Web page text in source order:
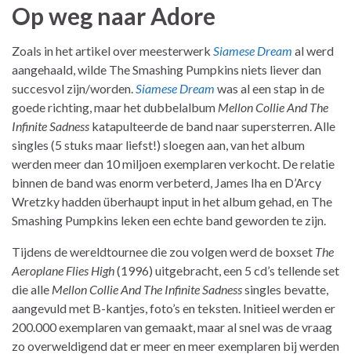
Op weg naar Adore
Zoals in het artikel over meesterwerk Siamese Dream al werd
aangehaald, wilde The Smashing Pumpkins niets liever dan
succesvol zijn/worden.Siamese Dream was al een stap in de
goede richting, maar het dubbelalbum Mellon Collie And The
Infinite Sadness katapulteerde de band naar supersterren. Alle
singles (5 stuks maar liefst!) sloegen aan, van het album
werden meer dan 10 miljoen exemplaren verkocht. De relatie
binnen de band was enorm verbeterd, James Iha en D’Arcy
Wretzky hadden überhaupt input in het album gehad, en The
Smashing Pumpkins leken een echte band geworden te zijn.
Tijdens de wereldtournee die zou volgen werd de boxset The
Aeroplane Flies High(1996) uitgebracht, een 5 cd’s tellende set
die alle Mellon Collie And The Infinite Sadnesssingles bevatte,
aangevuld met B-kantjes, foto’s en teksten. Initieel werden er
200.000 exemplaren van gemaakt, maar al snel was de vraag
zo overweldigend dat er meer en meer exemplaren bij werden